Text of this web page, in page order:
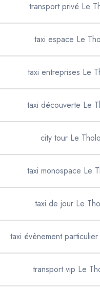
transport privé Le
taxi espace Le
taxi entreprises Le
taxi découverte Le
city tour Le
taxi monospace Le
taxi de jour Le
taxi évènement
transport vip Le